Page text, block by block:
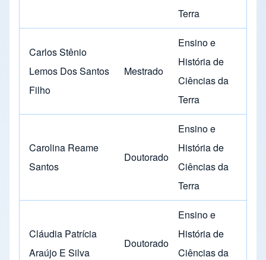
Terra
Carlos Stênio
Lemos Dos Santos
Filho
Mestrado
Ensino e
História de
Ciências da
Terra
Carolina Reame
Santos
Doutorado
Ensino e
História de
Ciências da
Terra
Cláudia Patrícia
Araújo E Silva
Doutorado
Ensino e
História de
Ciências da